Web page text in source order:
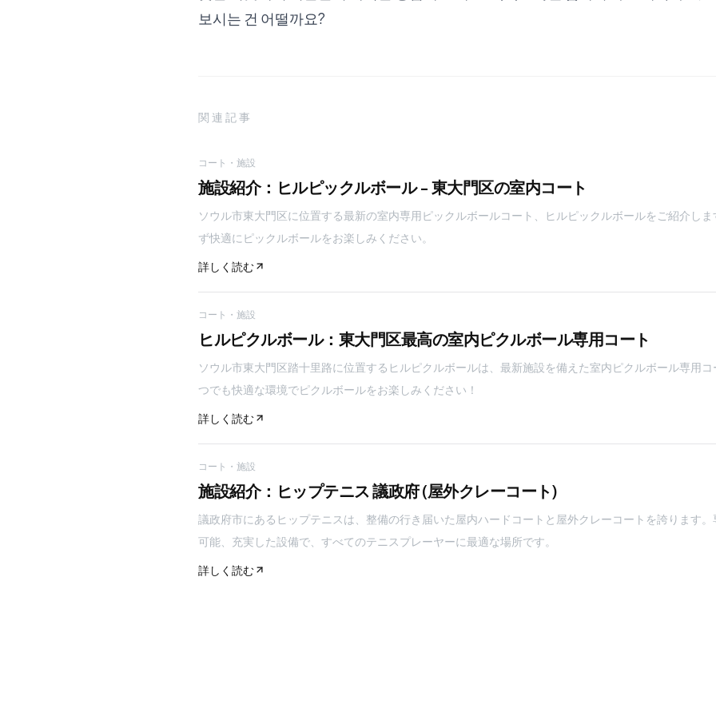
보시는 건 어떨까요?
関連記事
コート・施設
施設紹介：ヒルピックルボール - 東大門区の室内コート
ソウル市東大門区に位置する最新の室内専用ピックルボールコート、ヒルピックルボールをご紹介し
ず快適にピックルボールをお楽しみください。
詳しく読む
コート・施設
ヒルピクルボール：東大門区最高の室内ピクルボール専用コート
ソウル市東大門区踏十里路に位置するヒルピクルボールは、最新施設を備えた室内ピクルボール専用
つでも快適な環境でピクルボールをお楽しみください！
詳しく読む
コート・施設
施設紹介：ヒップテニス 議政府 (屋外クレーコート)
議政府市にあるヒップテニスは、整備の行き届いた屋内ハードコートと屋外クレーコートを誇ります
可能、充実した設備で、すべてのテニスプレーヤーに最適な場所です。
詳しく読む